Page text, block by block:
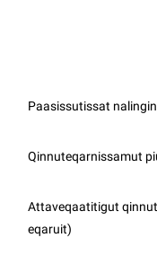
Paasissutissat
Qinnuteqarnissamut
Attaveqaatitigut
eqaruit)